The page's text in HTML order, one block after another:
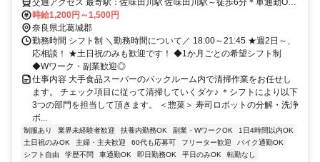
交通アクセス 最寄駅：佐味田川駅 佐味田川駅～徒歩6分＊車通勤OK
＊バイク通勤OK
時給1,200円～1,500円
奈良県北葛城郡
勤務時間 シフト制 ＼勤務時間について／ 18:00～21:45 ★週2日～、
応相談！ ★土日祝のみも歓迎です！ ◆1か月ごとの希望シフト制
◆Wワーク・副業歓迎◎
仕事内容 大手食品スーパーのバックルーム内で清掃作業をお任せし
ます。 チェック項目に従って清掃していくダケ♪ ＊シフトにより以下
3つの部門を担当して頂きます。 ＜惣菜＞ 寿司ロボットの分解・洗浄
ボ...
制服あり 業界未経験者歓迎 扶養内勤務OK 副業・WワークOK
1日4時間以内OK
土日祝のみOK
主婦・主夫歓迎 60代も応募可 フリーター歓迎
バイク通勤OK
シフト自由
学歴不問 車通勤OK 即日勤務OK 平日のみOK
転勤なし